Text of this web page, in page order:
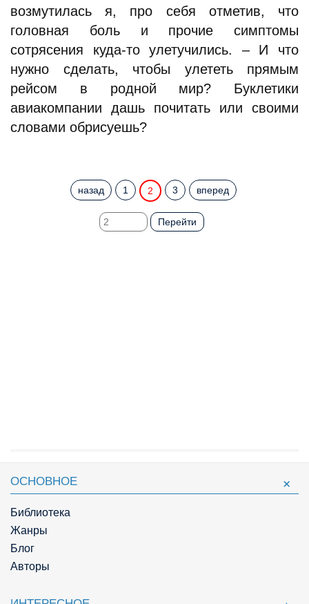
возмутилась я, про себя отметив, что
головная боль и прочие симптомы
сотрясения куда-то улетучились. – И что
нужно сделать, чтобы улететь прямым
рейсом в родной мир? Буклетики
авиакомпании дашь почитать или своими
словами обрисуешь?
назад 1 2 3 вперед
Перейти
ОСНОВНОЕ
Библиотека
Жанры
Блог
Авторы